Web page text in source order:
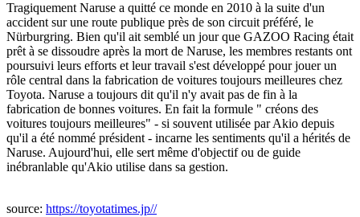
Tragiquement Naruse a quitté ce monde en 2010 à la suite d'un
accident sur une route publique près de son circuit préféré, le
Nürburgring. Bien qu'il ait semblé un jour que GAZOO Racing était
prêt à se dissoudre après la mort de Naruse, les membres restants ont
poursuivi leurs efforts et leur travail s'est développé pour jouer un
rôle central dans la fabrication de voitures toujours meilleures chez
Toyota. Naruse a toujours dit qu'il n'y avait pas de fin à la
fabrication de bonnes voitures. En fait la formule " créons des
voitures toujours meilleures" - si souvent utilisée par Akio depuis
qu'il a été nommé président - incarne les sentiments qu'il a hérités de
Naruse. Aujourd'hui, elle sert même d'objectif ou de guide
inébranlable qu'Akio utilise dans sa gestion.
source: https://toyotatimes.jp//